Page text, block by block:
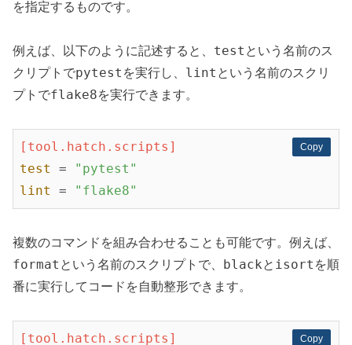
を指定するものです。
例えば、以下のように記述すると、 test という名前のス
クリプトでpytest を実行し、 lint という名前のスクリ
プトでflake8を実行できます。
Copy
Copy
[tool.hatch.scripts]
test
=
"pytest"
lint
= "flake8"
複数のコマンドを組み合わせることも可能です。例えば、
format という名前のスクリプトで、 blackと isort を順
番に実行してコードを自動整形できます。
Copy
Copy
[tool.hatch.scripts]